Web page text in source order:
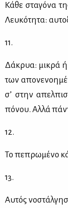
Κά­θε στα­γό­να
Λευ­κό­τη­τα:
11.
Δά­κρυα: μι­κρά ή
των
σ’ στην
πό­νου. Αλ­λά
12.
Το πε­πρω­μέ­νο
13.
Αυ­τός